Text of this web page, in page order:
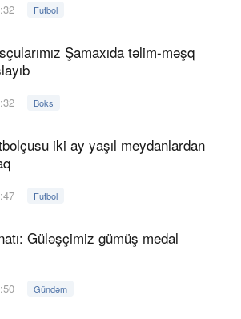
Futbol
Şamaxıda təlim-məşq
Boks
iki ay yaşıl meydanlardan
Futbol
Güləşçimiz gümüş medal
Gündəm